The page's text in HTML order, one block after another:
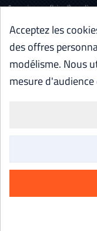
Appairage (bind)
L’histoire des
Voiture RC électrique
Batterie RC LiPo vs
Voir tous les articles
Paiement
©
Acceptez les
des offres
modélisme. Nous
mesure